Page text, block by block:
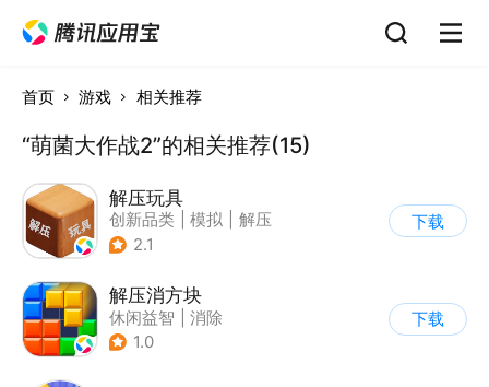
首页 游戏 相关推荐
“萌菌大作战2”的相关推荐(15)
解压玩具
创新品类 模拟
解压
| 清新
2.1
下载
解压消方块
休闲益智
消除
1.0
下载